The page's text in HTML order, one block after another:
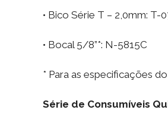
• Bico Série T – 2,0mm: T-
• Bocal 5/8”*: N-5815C
* Para as especificações
Série de Consumíveis